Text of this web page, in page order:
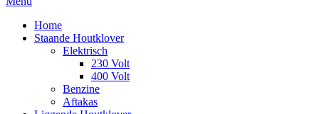
Home
Staande Houtklover
Elektrisch
230 Volt
400 Volt
Benzine
Aftakas